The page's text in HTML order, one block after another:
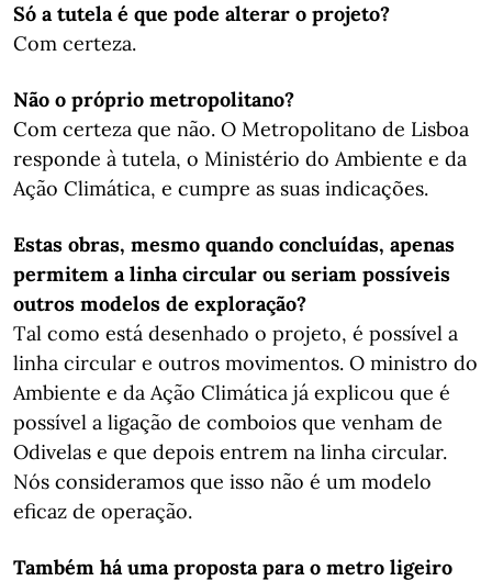
Só a tutela é que pode alterar o projeto?
Com certeza.
Não o próprio metropolitano?
Com certeza que não. O Metropolitano de Lisboa
responde à tutela, o Ministério do Ambiente e da
Ação Climática, e cumpre as suas indicações.
Estas obras, mesmo quando concluídas, apenas
permitem a linha circular ou seriam possíveis
outros modelos de exploração?
Tal como está desenhado o projeto, é possível a
linha circular e outros movimentos. O ministro do
Ambiente e da Ação Climática já explicou que é
possível a ligação de comboios que venham de
Odivelas e que depois entrem na linha circular.
Nós consideramos que isso não é um modelo
eficaz de operação.
Também há uma proposta para o metro ligeiro